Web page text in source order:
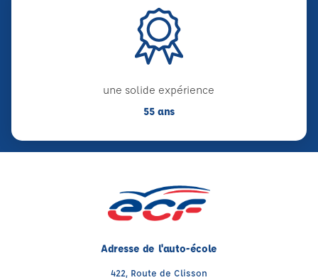
une solide expérience
55 ans
Adresse de l'auto-école
422, Route de Clisson